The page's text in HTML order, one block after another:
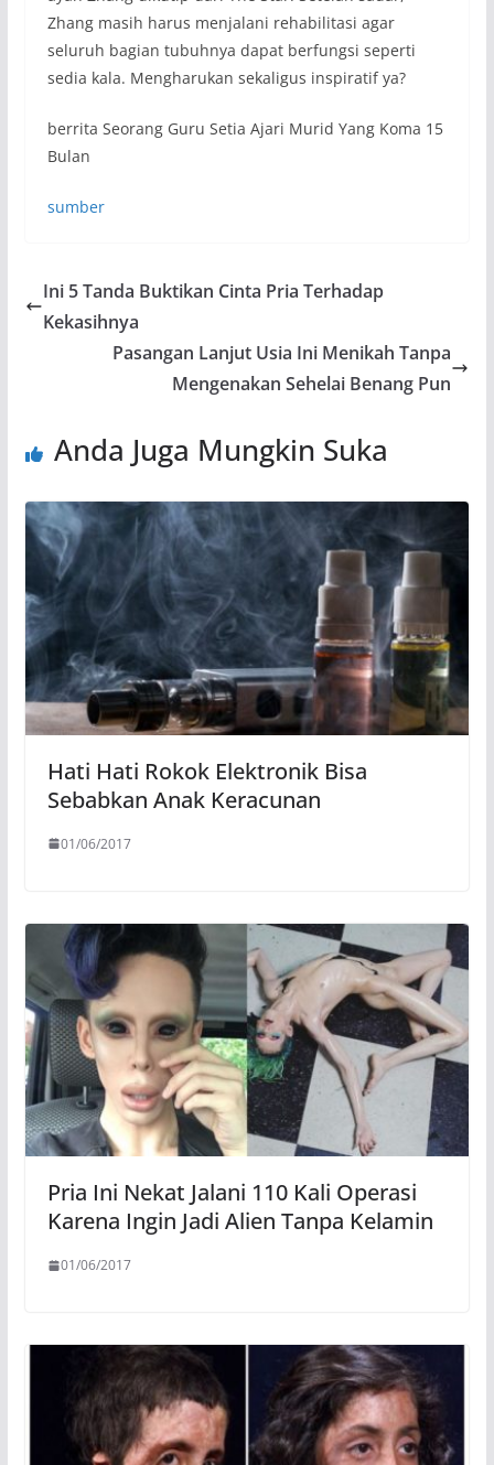
Zhang masih harus menjalani rehabilitasi agar
seluruh bagian tubuhnya dapat berfungsi seperti
sedia kala. Mengharukan sekaligus inspiratif ya?
berrita Seorang Guru Setia Ajari Murid Yang Koma 15
Bulan
sumber
Ini 5 Tanda Buktikan Cinta Pria Terhadap
Kekasihnya
Pasangan Lanjut Usia Ini Menikah Tanpa
Mengenakan Sehelai Benang Pun
Anda Juga Mungkin Suka
Hati Hati Rokok Elektronik Bisa
Sebabkan Anak Keracunan
01/06/2017
Pria Ini Nekat Jalani 110 Kali Operasi
Karena Ingin Jadi Alien Tanpa Kelamin
01/06/2017